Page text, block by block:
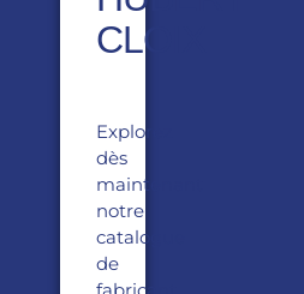
CLOIX
Explorez
dès
maintenant
notre
catalogue
de
fabricant